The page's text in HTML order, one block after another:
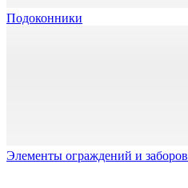
Подоконники
Элементы ограждений и заборов